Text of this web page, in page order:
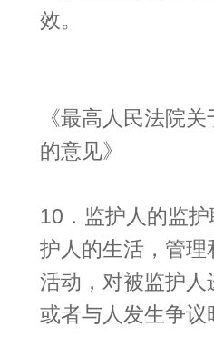
效。
《最高人民法院
的意见》
10．监护人的监
护人的生活，管
活动，对被监护
或者与人发生争